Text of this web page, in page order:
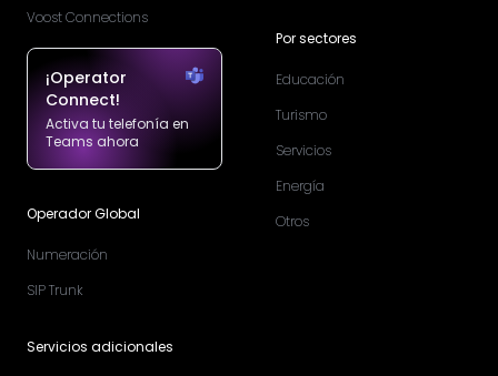
Voost Connections
¡Operator
Connect!
Activa tu telefonía en
Teams ahora
Operador Global
Numeración
SIP Trunk
Servicios adicionales
Por sectores
Educación
Turismo
Servicios
Energía
Otros